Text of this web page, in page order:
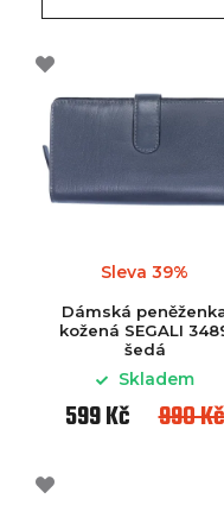
Sleva 39%
Dámská
kožená SEGALI
šedá
Skladem
599 Kč 990 Kč